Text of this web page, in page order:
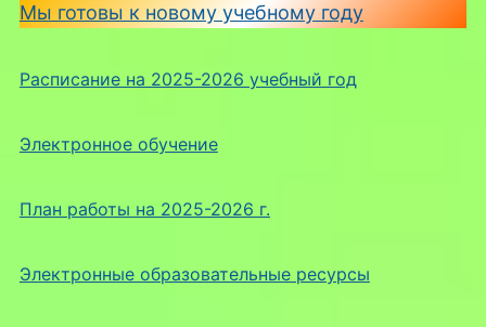
Мы готовы к новому учебному году
Расписание на 2025-2026 учебный год
Электронное обучение
План работы на 2025-2026 г.
Электронные образовательные ресурсы